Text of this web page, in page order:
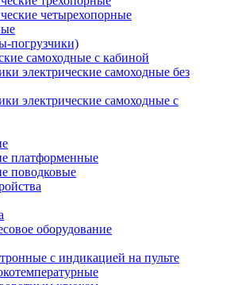
четырехопорные
погрузчики)
самоходные с кабиной
электрические самоходные без
электрические самоходные с
платформенные
поводковые
оборудование
с индикацией на пульте